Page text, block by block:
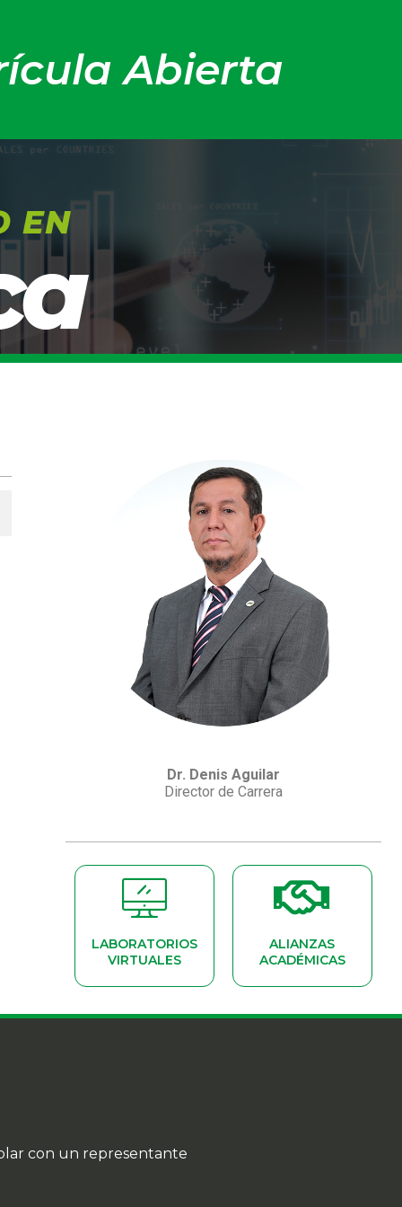
Abierta
Dr. Denis Aguilar
Director de Carrera
LABORATORIOS
VIRTUALES
ALIANZAS
ACADÉMICAS
con un representante